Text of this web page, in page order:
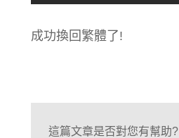
成功換回繁體了!
這篇文章是否對您有幫助?